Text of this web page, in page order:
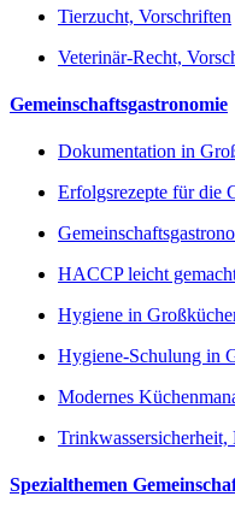
Tierzucht, Vorschriften
Veterinär-Recht,
Gemeinschaftsgastronomie
Dokumentation in
Erfolgsrezepte für die
HACCP leicht
Hygiene in
Hygiene-Schulung in
Modernes
Trinkwassersicherheit,
Spezialthemen